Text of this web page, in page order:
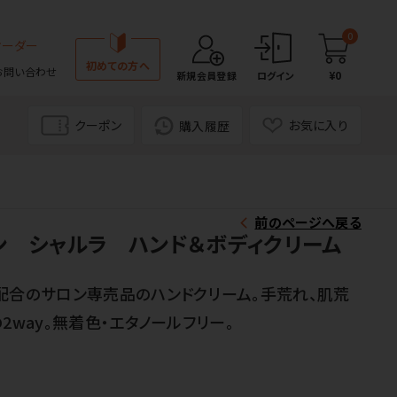
ダー
問い合わせ 初めての方へ
新規会員登録 ログイン
0
¥0
クーポン 購入履歴 お気に入り
前のページへ戻る
シャルラ ハンド＆ボディクリーム
のサロン専売品のハンドクリーム。手荒れ、肌荒
。無着色・エタノールフリー。